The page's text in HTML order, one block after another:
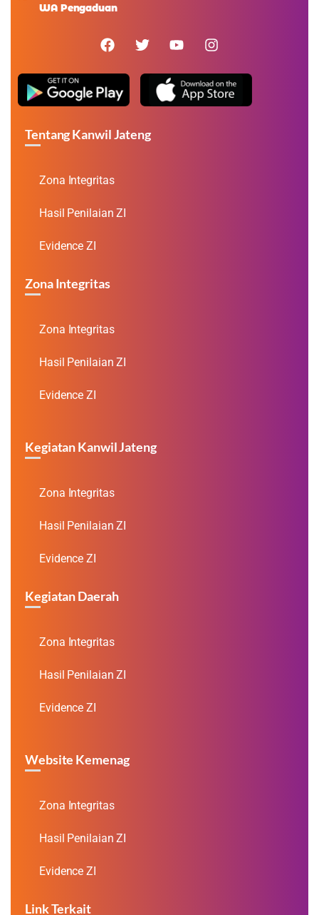
WA Pengaduan
Tentang Kanwil Jateng
Zona Integritas
Hasil Penilaian ZI
Evidence ZI
Zona Integritas
Zona Integritas
Hasil Penilaian ZI
Evidence ZI
Kegiatan Kanwil Jateng
Zona Integritas
Hasil Penilaian ZI
Evidence ZI
Kegiatan Daerah
Zona Integritas
Hasil Penilaian ZI
Evidence ZI
Website Kemenag
Zona Integritas
Hasil Penilaian ZI
Evidence ZI
Link Terkait